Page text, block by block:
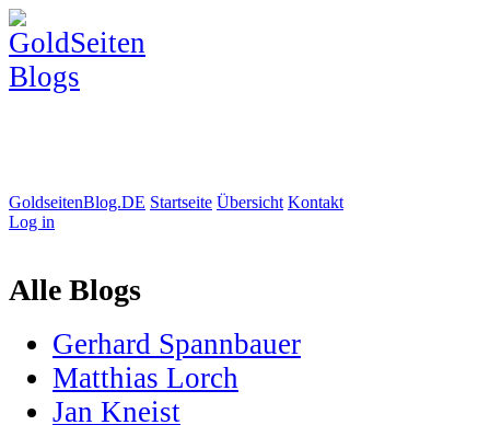
GoldseitenBlog.DE Startseite Übersicht Kontakt
Log in
Alle Blogs
Gerhard Spannbauer
Matthias Lorch
Jan Kneist